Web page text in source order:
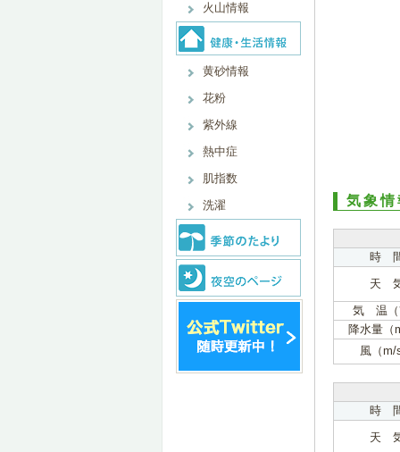
火山情報
黄砂情報
花粉
紫外線
熱中症
肌指数
洗濯
気象情
時
天
気 温
降水量（
風（m/
時
天